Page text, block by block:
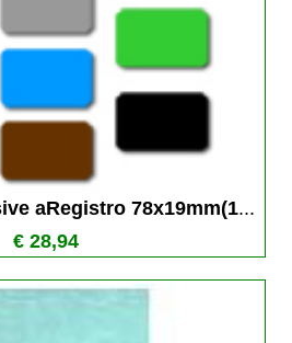
aRegistro 78x19mm(1...
€ 28,94